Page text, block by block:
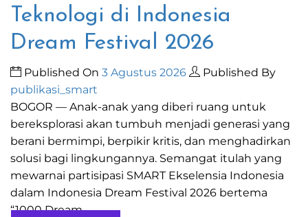
Teknologi di Indonesia
Dream Festival 2026
Published On 3 Agustus 2026
Published By
publikasi_smart
BOGOR — Anak-anak yang diberi ruang untuk
bereksplorasi akan tumbuh menjadi generasi yang
berani bermimpi, berpikir kritis, dan menghadirkan
solusi bagi lingkungannya. Semangat itulah yang
mewarnai partisipasi SMART Ekselensia Indonesia
dalam Indonesia Dream Festival 2026 bertema
“1000 Dream...